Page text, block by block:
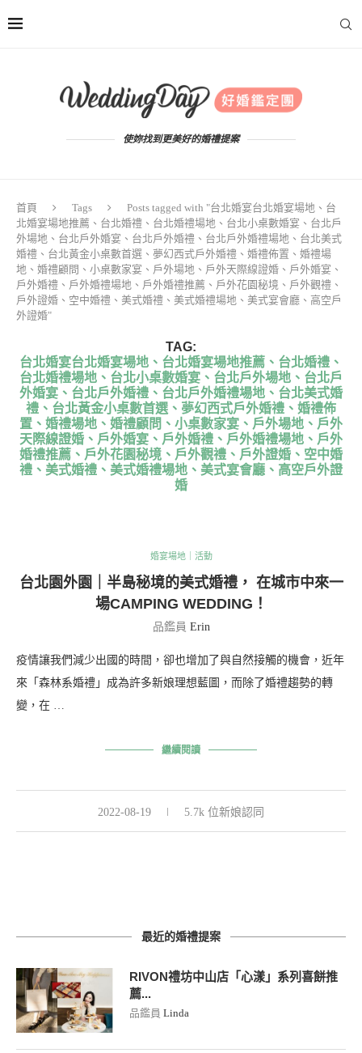
使妳找到更美好的婚禮提案
首頁 Tags
Posts tagged with "台北婚宴台北婚宴場地、台
北婚宴場地推薦、台北婚禮、台北婚禮場地、台北小桌數婚宴、台北戶
外場地、台北戶外婚宴、台北戶外婚禮、台北戶外婚禮場地、台北美式
婚禮、台北黃金小桌數首選、夢幻西式戶外婚禮、婚禮佈置、婚禮場
地、婚禮顧問、小桌數家宴、戶外場地、戶外天際線證婚、戶外婚宴、
戶外婚禮、戶外婚禮場地、戶外婚禮推薦、戶外花園秘境、戶外觀禮、
戶外證婚、空中婚禮、美式婚禮、美式婚禮場地、美式宴會廳、高空戶
外證婚"
TAG:
台北婚宴台北婚宴場地、台北婚宴場地推薦、台北婚禮、
台北婚禮場地、台北小桌數婚宴、台北戶外場地、台北戶
外婚宴、台北戶外婚禮、台北戶外婚禮場地、台北美式婚
禮、台北黃金小桌數首選、夢幻西式戶外婚禮、婚禮佈
置、婚禮場地、婚禮顧問、小桌數家宴、戶外場地、戶外
天際線證婚、戶外婚宴、戶外婚禮、戶外婚禮場地、戶外
婚禮推薦、戶外花園秘境、戶外觀禮、戶外證婚、空中婚
禮、美式婚禮、美式婚禮場地、美式宴會廳、高空戶外證
婚
婚宴場地｜活動
台北園外園｜半島秘境的美式婚禮， 在城市中來一
場CAMPING WEDDING！
品鑑員 Erin
疫情讓我們減少出國的時間，卻也增加了與自然接觸的機會，近年
來「森林系婚禮」成為許多新娘理想藍圖，而除了婚禮趨勢的轉
變，在 …
繼續閱讀
2022-08-19 5.7k 位新娘認同
最近的婚禮提案
RIVON禮坊中山店「心漾」系列喜餅推
薦...
品鑑員 Linda